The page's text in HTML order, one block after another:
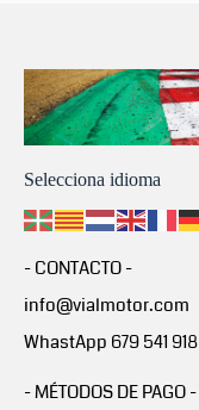
Selecciona idioma
- CONTACTO -
info@vialmotor.com
WhastApp 679 541 918
- MÉTODOS DE PAGO -